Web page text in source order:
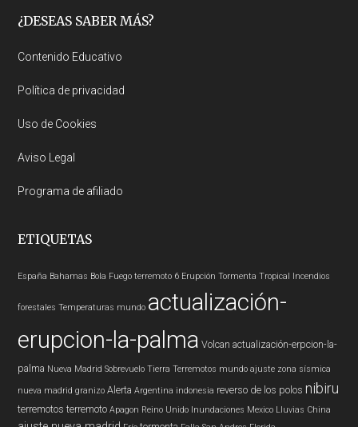
Footer
¿DESEAS SABER MÁS?
Contenido Educativo
Política de privacidad
Uso de Cookies
Aviso Legal
Programa de afiliado
ETIQUETAS
España Bahamas Bola Fuego terremoto 6 Erupción Tormenta Tropical Incendios
forestales Temperaturas mundo actualización-
erupcion-la-palma Volcan actualización-erpcion-la-
palma Nueva Madrid Sobrevuelo Tierra Terremotos mundo ajuste zona sísmica
nueva madrid granizo Alerta Argentina indonesia reverso de los polos nibiru
terremotos terremoto Apagon Reino Unido Inundaciones Mexico Lluvias China